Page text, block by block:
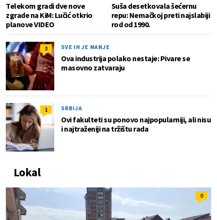
Telekom gradi dve nove
zgrade na KiM: Lučić otkrio
planove VIDEO
Suša desetkovala šećernu
repu: Nemačkoj preti najslabiji
rod od 1990.
3 SVE IH JE MANJE
Ova industrija polako nestaje: Pivare se
masovno zatvaraju
1 SRBIJA
Ovi fakulteti su ponovo najpopularniji, ali nisu
i najtraženiji na tržištu rada
Lokal
0